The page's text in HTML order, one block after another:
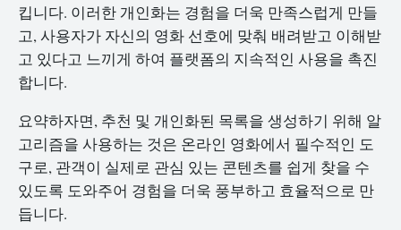
킵니다. 이러한 개인화는 경험을 더욱 만족스럽게 만들
고, 사용자가 자신의 영화 선호에 맞춰 배려받고 이해받
고 있다고 느끼게 하여 플랫폼의 지속적인 사용을 촉진
합니다.
요약하자면, 추천 및 개인화된 목록을 생성하기 위해 알
고리즘을 사용하는 것은 온라인 영화에서 필수적인 도
구로, 관객이 실제로 관심 있는 콘텐츠를 쉽게 찾을 수
있도록 도와주어 경험을 더욱 풍부하고 효율적으로 만
듭니다.